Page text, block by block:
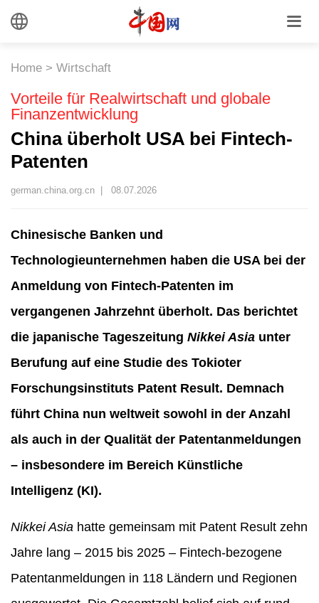
Home > Wirtschaft
Vorteile für Realwirtschaft und globale
Finanzentwicklung
China überholt USA bei Fintech-
Patenten
german.china.org.cn | 08.07.2026
Chinesische Banken und
Technologieunternehmen haben die USA bei der
Anmeldung von Fintech-Patenten im
vergangenen Jahrzehnt überholt. Das berichtet
die japanische Tageszeitung Nikkei Asia unter
Berufung auf eine Studie des Tokioter
Forschungsinstituts Patent Result. Demnach
führt China nun weltweit sowohl in der Anzahl
als auch in der Qualität der Patentanmeldungen
– insbesondere im Bereich Künstliche
Intelligenz (KI).
Nikkei Asia hatte gemeinsam mit Patent Result zehn
Jahre lang – 2015 bis 2025 – Fintech-bezogene
Patentanmeldungen in 118 Ländern und Regionen